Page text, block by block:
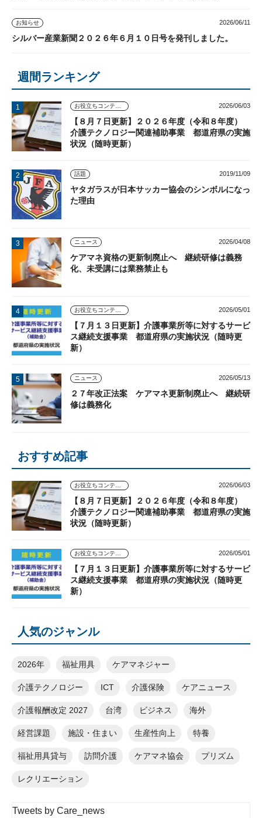
お知らせ 2026/06/11
シルバー産業新聞２０２６年６月１０日号を発刊しました。
週間ランキング
お役立ちコンテンツ 2026/06/03
【８月７日更新】２０２６年度（令和８年度）
介護テクノロジー関連補助事業 都道府県の実施
状況（随時更新）
話題 2019/11/09
ヤタガラスが日本サッカー協会のシンボルになっ
た理由
ニュース 2026/04/08
ケアマネ資格の更新制廃止へ 継続研修は義務
化、未受講には業務禁止も
お役立ちコンテンツ 2026/05/01
【７月１３日更新】介護事業所等に対するサービ
ス継続支援事業 都道府県の実施状況（随時更
新）
ニュース 2026/05/13
２７年改正法案 ケアマネ更新制廃止へ 継続研
修は義務化
おすすめ記事
お役立ちコンテンツ 2026/06/03
【８月７日更新】２０２６年度（令和８年度）
介護テクノロジー関連補助事業 都道府県の実施
状況（随時更新）
お役立ちコンテンツ 2026/05/01
【７月１３日更新】介護事業所等に対するサービ
ス継続支援事業 都道府県の実施状況（随時更
新）
人気のジャンル
2026年 福祉用具 ケアマネジャー
介護テクノロジー ICT 介護保険 ケアニュース
介護報酬改定 2027 台湾 ビジネス 海外
経営課題 施設・住まい 生産性向上 特養
福祉用具貸与 訪問介護 ケアマネ協会 プリズム
レクリエーション
Tweets by Care_news